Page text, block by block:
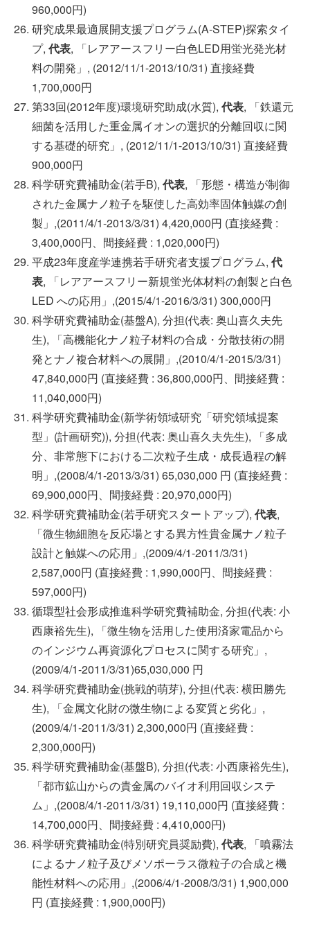
960,000円)
研究成果最適展開支援プログラム(A-STEP)探索タイ
プ,代表, 「レアアースフリー白色LED用蛍光発光材
料の開発」, (2012/11/1-2013/10/31) 直接経費
1,700,000円
第33回(2012年度)環境研究助成(水質),代表, 「鉄還元
細菌を活用した重金属イオンの選択的分離回収に関
する基礎的研究」, (2012/11/1-2013/10/31) 直接経費
900,000円
科学研究費補助金(若手B),代表, 「形態・構造が制御
された金属ナノ粒子を駆使した高効率固体触媒の創
製」,(2011/4/1-2013/3/31) 4,420,000円 (直接経費 :
3,400,000円、間接経費 : 1,020,000円)
平成23年度産学連携若手研究者支援プログラム,代
表, 「レアアースフリー新規蛍光体材料の創製と白色
LED への応用」,(2015/4/1-2016/3/31) 300,000円
科学研究費補助金(基盤A), 分担(代表: 奥山喜久夫先
生), 「高機能化ナノ粒子材料の合成・分散技術の開
発とナノ複合材料への展開」,(2010/4/1-2015/3/31)
47,840,000円 (直接経費 : 36,800,000円、間接経費 :
11,040,000円)
科学研究費補助金(新学術領域研究「研究領域提案
型」(計画研究)), 分担(代表: 奥山喜久夫先生), 「多成
分、非常態下における二次粒子生成・成長過程の解
明」,(2008/4/1-2013/3/31) 65,030,000 円 (直接経費 :
69,900,000円、間接経費 : 20,970,000円)
科学研究費補助金(若手研究スタートアップ),代表,
「微生物細胞を反応場とする異方性貴金属ナノ粒子
設計と触媒への応用」,(2009/4/1-2011/3/31)
2,587,000円 (直接経費 : 1,990,000円、間接経費 :
597,000円)
循環型社会形成推進科学研究費補助金, 分担(代表: 小
西康裕先生), 「微生物を活用した使用済家電品から
のインジウム再資源化プロセスに関する研究」,
(2009/4/1-2011/3/31)65,030,000 円
科学研究費補助金(挑戦的萌芽), 分担(代表: 横田勝先
生), 「金属文化財の微生物による変質と劣化」,
(2009/4/1-2011/3/31) 2,300,000円 (直接経費 :
2,300,000円)
科学研究費補助金(基盤B), 分担(代表: 小西康裕先生),
「都市鉱山からの貴金属のバイオ利用回収システ
ム」,(2008/4/1-2011/3/31) 19,110,000円 (直接経費 :
14,700,000円、間接経費 : 4,410,000円)
科学研究費補助金(特別研究員奨励費),代表, 「噴霧法
によるナノ粒子及びメソポーラス微粒子の合成と機
能性材料への応用」,(2006/4/1-2008/3/31) 1,900,000
円 (直接経費 : 1,900,000円)